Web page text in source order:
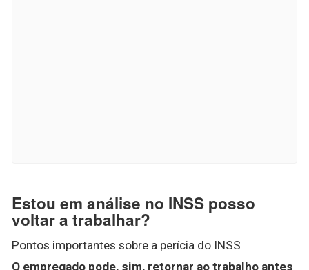
Estou em análise no INSS posso
voltar a trabalhar?
Pontos importantes sobre a perícia do INSS
O empregado pode, sim, retornar ao trabalho antes